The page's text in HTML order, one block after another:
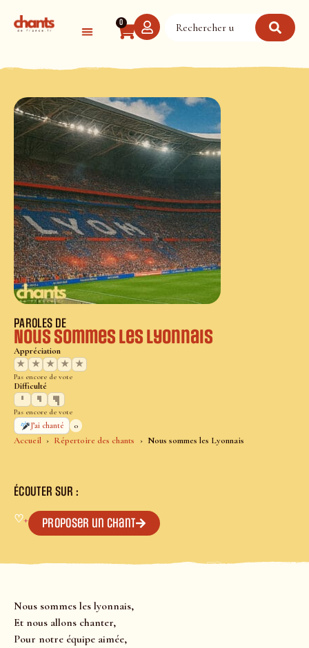
0
Accueil Répertoire des chants Nous sommes les Lyonnais
PAROLES DE
Nous sommes les Lyonnais
Appréciation
★
★ ★ ★ ★
Pas encore de vote
Difficulté
Pas encore de vote
J’ai chanté
0
ÉCOUTER SUR :
♡+ Proposer un chant
Nous sommes les lyonnais,
Et nous allons chanter,
Pour notre équipe aimée,